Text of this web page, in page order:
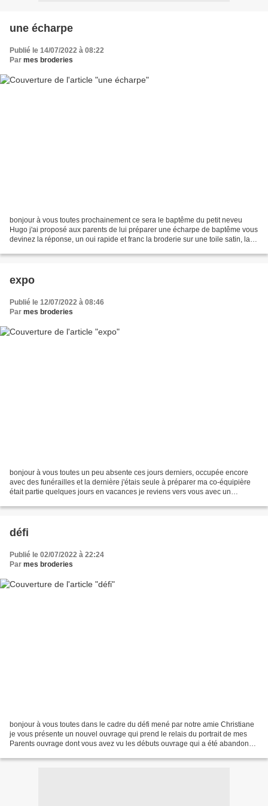
une écharpe
Publié le 14/07/2022 à 08:22
Par mes broderies
bonjour à vous toutes prochainement ce sera le baptême du petit neveu
Hugo j'ai proposé aux parents de lui préparer une écharpe de baptême vous
devinez la réponse, un oui rapide et franc la broderie sur une toile satin, la
expo
Publié le 12/07/2022 à 08:46
Par mes broderies
bonjour à vous toutes un peu absente ces jours derniers, occupée encore
avec des funérailles et la dernière j'étais seule à préparer ma co-équipière
était partie quelques jours en vacances je reviens vers vous avec un
défi
Publié le 02/07/2022 à 22:24
Par mes broderies
bonjour à vous toutes dans le cadre du défi mené par notre amie Christiane
je vous présente un nouvel ouvrage qui prend le relais du portrait de mes
Parents ouvrage dont vous avez vu les débuts ouvrage qui a été abandonné